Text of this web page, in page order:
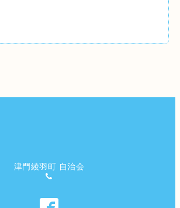
津門綾羽町 自治会